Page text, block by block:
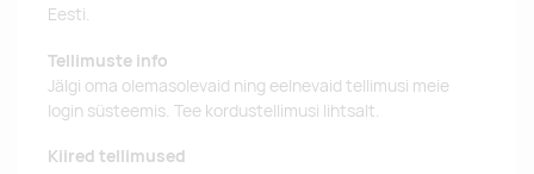
Eesti.
Tellimuste info
Jälgi oma olemasolevaid ning eelnevaid tellimusi meie
login süsteemis. Tee kordustellimusi lihtsalt.
Kiired tellimused